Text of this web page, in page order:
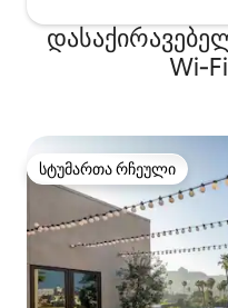
სტუმართა რჩეული
სტუმართა რჩეული